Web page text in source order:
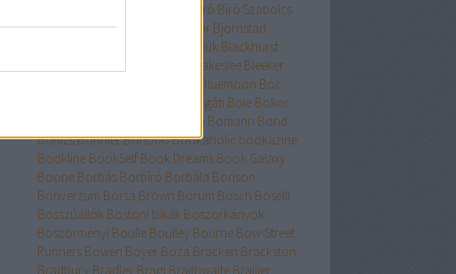
Bíró Bíró Szabolcs
BishopBissellBjork Björnsdóttir Björnstad
Blackhawk fiúk Blackhurst
Blakeslee Bleeker
Bluemoon Bóc
Bogáti Boie Bokor
Bolton Bomann Bond
BónizsBonnierBonobóBookaholic bookazine
Bookline BookSelf Book Dreams Book Galaxy
Boone Borbás Borbíró Borbála Borison
Boriverzum Borsa Brown Borum Bosch Boselli
Bosszúállók Bostoni bikák Boszorkányok
Böszörményi Boulle Boulley Bourne Bow-Street
Runners Bowen Boyer Boza Bracken Brackston
Bradbury Bradley Bragi Braithwaite Brallier